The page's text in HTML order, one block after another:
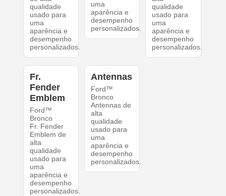
qualidade
usado para
uma
aparência e
desempenho
personalizados.
uma
aparência e
desempenho
personalizados.
qualidade
usado para
uma
aparência e
desempenho
personalizados.
Fr.
Fender
Emblem
Ford™
Bronco
Fr. Fender
Emblem de
alta
qualidade
usado para
uma
aparência e
desempenho
personalizados.
Antennas
Ford™
Bronco
Antennas de
alta
qualidade
usado para
uma
aparência e
desempenho
personalizados.